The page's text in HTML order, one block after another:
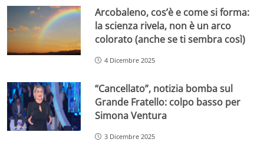
Arcobaleno, cos’è e come si forma:
la scienza rivela, non è un arco
colorato (anche se ti sembra così)
4 Dicembre 2025
“Cancellato”, notizia bomba sul
Grande Fratello: colpo basso per
Simona Ventura
3 Dicembre 2025